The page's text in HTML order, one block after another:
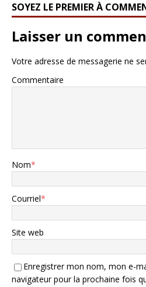
SOYEZ LE PREMIER À
Laisser un
Votre adresse de messagerie ne
Commentaire
Nom*
Courriel*
Site web
Enregistrer mon nom, mon e-
navigateur pour la prochaine fois